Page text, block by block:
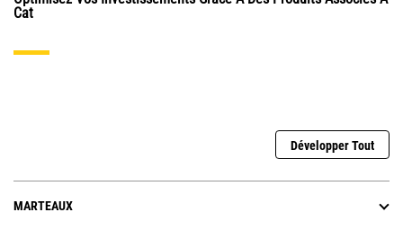
Cat
Développer Tout
MARTEAUX